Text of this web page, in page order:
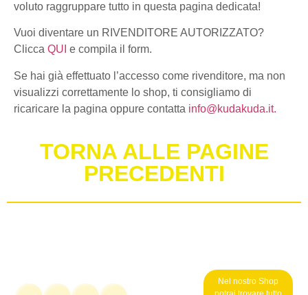
voluto raggruppare tutto in questa pagina dedicata!
Vuoi diventare un RIVENDITORE AUTORIZZATO?
Clicca QUI e compila il form.
Se hai già effettuato l’accesso come rivenditore, ma non
visualizzi correttamente lo shop, ti consigliamo di
ricaricare la pagina oppure contatta info@kudakuda.it.
TORNA ALLE PAGINE
PRECEDENTI
Nel nostro Shop